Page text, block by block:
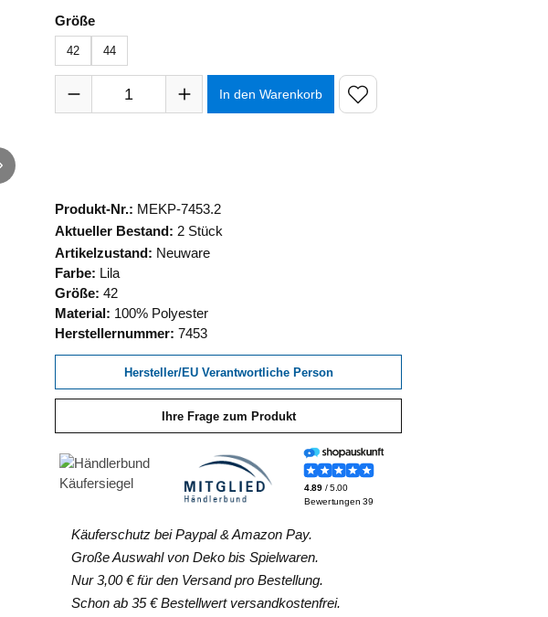
Größeauswählen
42 44
Produkt Anzahl: Gib den gewünschten Wert ein oder benutze die
In den Warenkorb
Produkt-Nr.: MEKP-7453.2
Aktueller Bestand: 2 Stück
Artikelzustand: Neuware
Farbe: Lila
Größe: 42
Material: 100% Polyester
Herstellernummer: 7453
Hersteller/EU Verantwortliche Person
Ihre Frage zum Produkt
Käuferschutz bei Paypal & Amazon Pay.
Große Auswahl von Deko bis Spielwaren.
Nur 3,00 € für den Versand pro Bestellung.
Schon ab 35 € Bestellwert versandkostenfrei.